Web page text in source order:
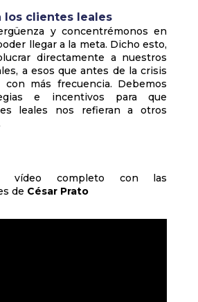
los clientes leales
y concentrémonos en
llegar a la meta. Dicho esto,
directamente a nuestros
a esos que antes de la crisis
con más frecuencia. Debemos
e incentivos para que
leales nos refieran a otros
vídeo completo con las
de César Prato